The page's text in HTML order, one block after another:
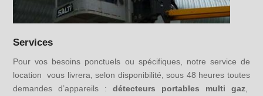
Services
Pour vos besoins ponctuels ou spécifiques, notre service de
location vous livrera, selon disponibilité, sous 48 heures toutes
demandes d’appareils :détecteurs portables multi gaz,